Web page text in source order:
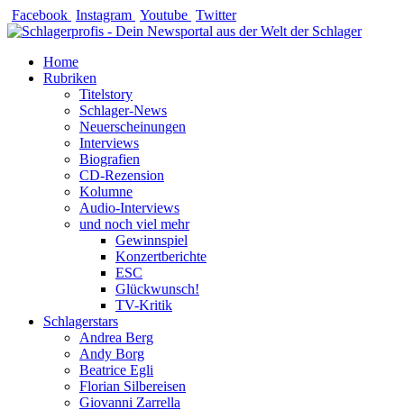
Zum
Inhalt
Facebook Instagram Youtube Twitter
Home
Rubriken
Titelstory
Schlager-News
Neuerscheinungen
Interviews
Biografien
CD-Rezension
Kolumne
Audio-Interviews
und noch viel mehr
Gewinnspiel
Konzertberichte
ESC
Glückwunsch!
TV-Kritik
Schlagerstars
Andrea Berg
Andy Borg
Beatrice Egli
Florian Silbereisen
Giovanni Zarrella